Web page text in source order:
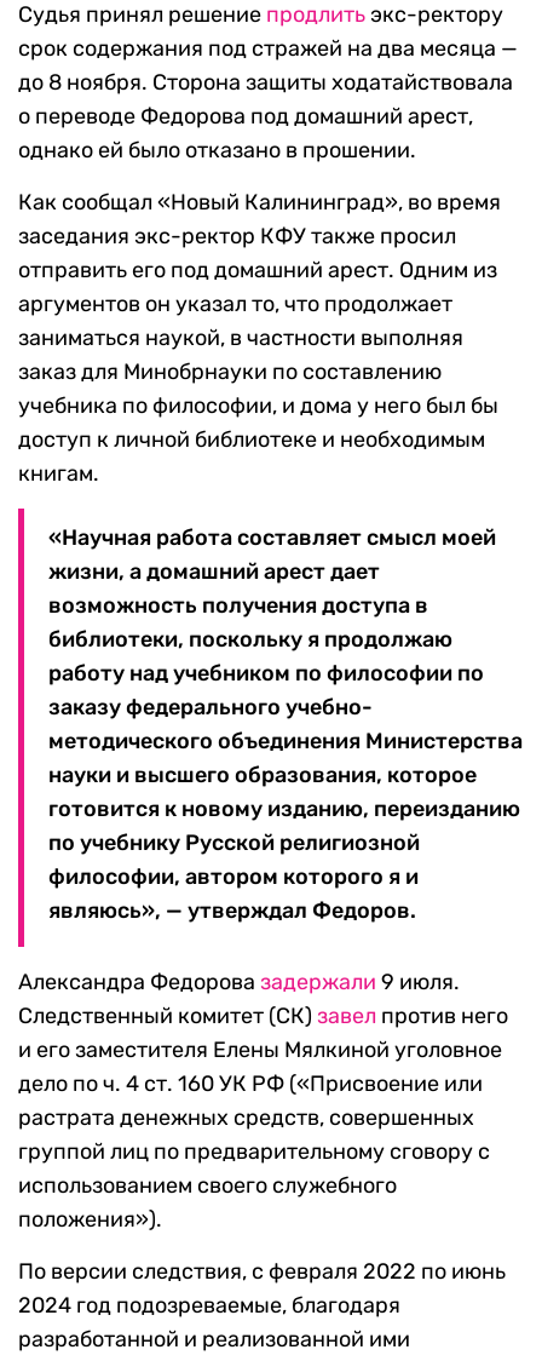
Судья принял решение продлить экс-ректору
срок содержания под стражей на два месяца —
до 8 ноября. Сторона защиты ходатайствовала
о переводе Федорова под домашний арест,
однако ей было отказано в прошении.
Как сообщал «Новый Калининград», во время
заседания экс-ректор КФУ также просил
отправить его под домашний арест. Одним из
аргументов он указал то, что продолжает
заниматься наукой, в частности выполняя
заказ для Минобрнауки по составлению
учебника по философии, и дома у него был бы
доступ к личной библиотеке и необходимым
книгам.
«Научная работа составляет смысл моей
жизни, а домашний арест дает
возможность получения доступа в
библиотеки, поскольку я продолжаю
работу над учебником по философии по
заказу федерального учебно-
методического объединения Министерства
науки и высшего образования, которое
готовится к новому изданию, переизданию
по учебнику Русской религиозной
философии, автором которого я и
являюсь», — утверждал Федоров.
Александра Федорова задержали 9 июля.
Следственный комитет (СК) завел против него
и его заместителя Елены Мялкиной уголовное
дело по ч. 4 ст. 160 УК РФ («Присвоение или
растрата денежных средств, совершенных
группой лиц по предварительному сговору с
использованием своего служебного
положения»).
По версии следствия, с февраля 2022 по июнь
2024 год подозреваемые, благодаря
разработанной и реализованной ими